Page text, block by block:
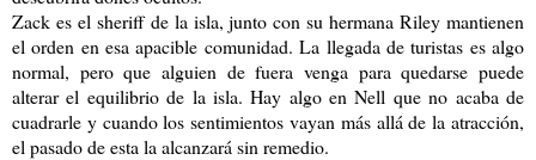
Zack es el sheriff de la isla, junto con su hermana Riley mantienen
el orden en esa apacible comunidad. La llegada de turistas es algo
normal, pero que alguien de fuera venga para quedarse puede
alterar el equilibrio de la isla. Hay algo en Nell que no acaba de
cuadrarle y cuando los sentimientos vayan más allá de la atracción,
el pasado de esta la alcanzará sin remedio.